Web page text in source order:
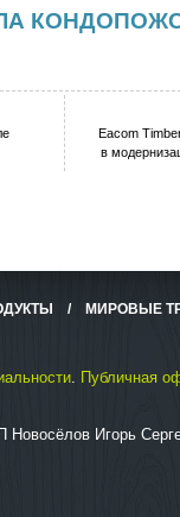
Eacom
в
/ МИРОВЫЕ
. Публичная
Новосёлов Игорь